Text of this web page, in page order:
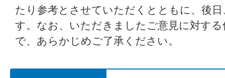
たり参考とさせていただくとともに、後
す。なお、いただきましたご意見に対す
で、あらかじめご了承ください。